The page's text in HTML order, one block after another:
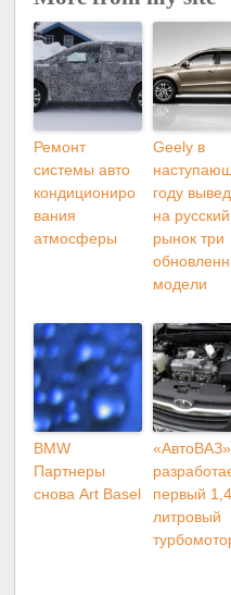
Ремонт
системы авто
кондициониро
вания
атмосферы
Geely в
году
на русский
рынок три
модели
BMW
Партнеры
снова Art Basel
«АвтоВАЗ»
первый
литровый